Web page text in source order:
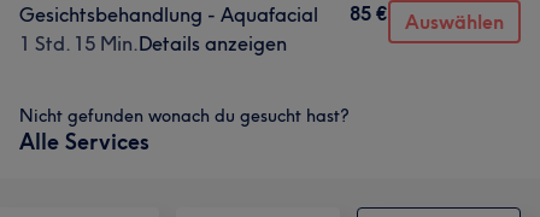
Gesichtsbehandlung - Aquafacial
1 Std. 15 Min.Details anzeigen
85 € Auswählen
Nicht gefunden wonach du gesucht hast?
Alle Services